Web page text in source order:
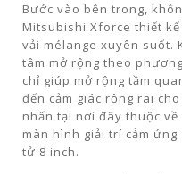
Bước vào bên trong,
Mitsubishi Xforce thiết
vải mélange xuyên suốt.
tâm mở rộng theo
chỉ giúp mở rộng tầm
đến cảm giác rộng rãi
nhấn tại nơi đây thuộc
màn hình giải trí cảm
tử 8 inch.